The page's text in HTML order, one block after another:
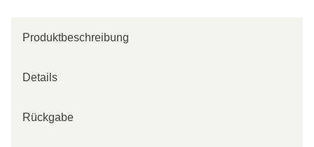
Produktbeschreibung
Details
Rückgabe